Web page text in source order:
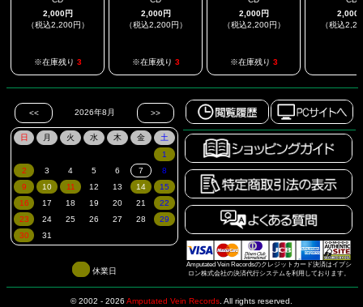
2,000円
（税込2,200円）
※在庫残り 3
2,000円
（税込2,200円）
※在庫残り 3
2,000円
（税込2,200円）
※在庫残り 3
2,000
（税込
Amputated Vein Recordsのクレジットカード決済はイプシ
ロン株式会社の決済代行システムを利用しております。
休業日
© 2002 - 2026 Amputated Vein Records All rights reserved.